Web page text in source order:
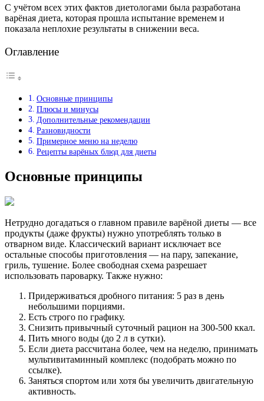
С учётом всех этих фактов диетологами была разработана
варёная диета, которая прошла испытание временем и
показала неплохие результаты в снижении веса.
Оглавление
Основные принципы
Плюсы и минусы
Дополнительные рекомендации
Разновидности
Примерное меню на неделю
Рецепты варёных блюд для диеты
Основные принципы
Нетрудно догадаться о главном правиле варёной диеты — все
продукты (даже фрукты) нужно употреблять только в
отварном виде. Классический вариант исключает все
остальные способы приготовления — на пару, запекание,
гриль, тушение. Более свободная схема разрешает
использовать пароварку. Также нужно:
Придерживаться дробного питания: 5 раз в день
небольшими порциями.
Есть строго по графику.
Снизить привычный суточный рацион на 300-500 ккал.
Пить много воды (до 2 л в сутки).
Если диета рассчитана более, чем на неделю, принимать
мультивитаминный комплекс (подобрать можно по
ссылке).
Заняться спортом или хотя бы увеличить двигательную
активность.